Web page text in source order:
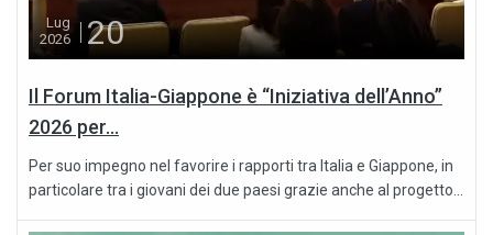
Lug
2026
20
Il Forum Italia-Giappone è “Iniziativa dell’Anno”
2026 per...
Per suo impegno nel favorire i rapporti tra Italia e Giappone, in
particolare tra i giovani dei due paesi grazie anche al progetto...